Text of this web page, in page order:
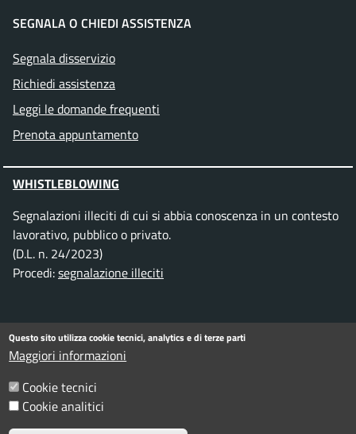
SEGNALA O CHIEDI ASSISTENZA
Segnala disservizio
Richiedi assistenza
Leggi le domande frequenti
Prenota appuntamento
WHISTLEBLOWING
Segnalazioni illeciti di cui si abbia conoscenza in un contesto
lavorativo, pubblico o privato.
(D.L. n. 24/2023)
Procedi:segnalazione illeciti
SEGUICI SU
Facebook
Instagram
Telegram
TwitterWhatsApp
YouTube
Questo sito utilizza cookie tecnici, analytics e di terze parti
Maggiori informazioni
Cookie tecnici
Cookie analitici